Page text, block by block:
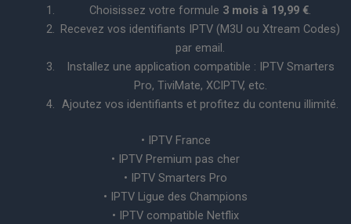
Choisissez votre formule 3 mois à 19,99 €.
Recevez vos identifiants IPTV (M3U ou Xtream Codes)
par email.
Installez une application compatible : IPTV Smarters
Pro, TiviMate, XCIPTV, etc.
Ajoutez vos identifiants et profitez du contenu illimité.
• IPTV France
• IPTV Premium pas cher
• IPTV Smarters Pro
• IPTV Ligue des Champions
• IPTV compatible Netflix